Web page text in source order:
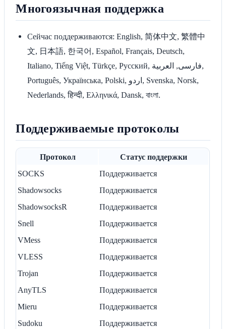
Многоязычная поддержка
Сейчас поддерживаются: English, 简体中文, 繁體中
文, 日本語, 한국어, Español, Français, Deutsch,
Italiano, Tiếng Việt, Türkçe, Русский, فارسی, العربية,
Português, Українська, Polski, اردو, Svenska, Norsk,
Nederlands, हिन्दी, Ελληνικά, Dansk, বাংলা.
Поддерживаемые протоколы
Протокол
Статус поддержки
SOCKS
Поддерживается
Shadowsocks
Поддерживается
ShadowsocksR
Поддерживается
Snell
Поддерживается
VMess
Поддерживается
VLESS
Поддерживается
Trojan
Поддерживается
AnyTLS
Поддерживается
Mieru
Поддерживается
Sudoku
Поддерживается